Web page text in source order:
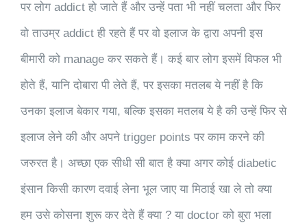
पर लोग addict हो जाते हैं और उन्हें पता भी नहीं चलता और फिर
वो ताउम्र addict ही रहते हैं पर वो इलाज के द्वारा अपनी इस
बीमारी को manage कर सकते हैं। कई बार लोग इसमें विफल भी
होते हैं, यानि दोबारा पी लेते हैं, पर इसका मतलब ये नहीं है कि
उनका इलाज बेकार गया, बल्कि इसका मतलब ये है की उन्हें फिर से
इलाज लेने की और अपने trigger points पर काम करने की
जरुरत है। अच्छा एक सीधी सी बात है क्या अगर कोई diabetic
इंसान किसी कारण दवाई लेना भूल जाए या मिठाई खा ले तो क्या
हम उसे कोसना शुरू कर देते हैं क्या ? या doctor को बुरा भला